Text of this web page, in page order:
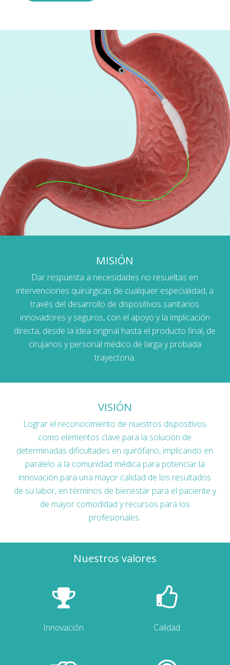
MISIÓN
Dar respuesta a necesidades no resueltas en
intervenciones quirúrgicas de cualquier especialidad, a
través del desarrollo de dispositivos sanitarios
innovadores y seguros, con el apoyo y la implicación
directa, desde la idea original hasta el producto final, de
cirujanos y personal médico de larga y probada
trayectoria.
VISIÓN
Lograr el reconocimiento de nuestros dispositivos
como elementos clave para la solución de
determinadas dificultades en quirófano, implicando en
paralelo a la comunidad médica para potenciar la
innovación para una mayor calidad de los resultados
de su labor, en términos de bienestar para el paciente y
de mayor comodidad y recursos para los
profesionales.
Nuestros valores
Innovación Calidad